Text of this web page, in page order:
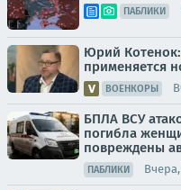
ПАБЛИКИ
Юрий
применяется
ВОЕНКОРЫ
БПЛА ВСУ
погибла
повреждены
ПАБЛИКИ